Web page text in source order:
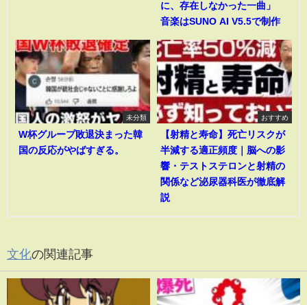
に、存在しなかった一曲」
音楽はSUNO AI V5.5で制作
未分類
W杯グループ敗退決まった韓
国の反応がやばすぎる。
おすすめ
【射精と寿命】死亡リスクが
半減する適正頻度｜脳への影
響・テストステロンと射精の
関係など泌尿器科医が徹底解
説
文化の関連記事